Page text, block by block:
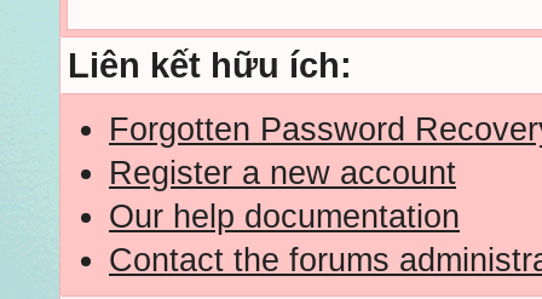
Liên kết hữu ích:
Forgotten Password
Register a new account
Our help documentation
Contact the forums